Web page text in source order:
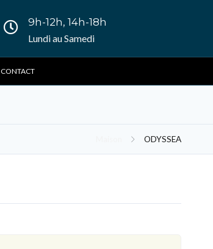
9h-12h, 14h-18h
Lundi au Samedi
CONTACT
ODYSSEA